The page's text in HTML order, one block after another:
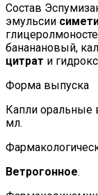
Состав
эмульсии
бананановый,
цитрат и
Форма выпуска
Капли оральные
мл.
Ветрогонное.